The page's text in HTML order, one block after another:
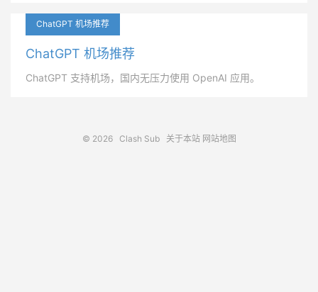
ChatGPT 机场推荐
ChatGPT 机场推荐
ChatGPT 支持机场，国内无压力使用 OpenAI 应用。
© 2026 Clash Sub 关于本站 网站地图